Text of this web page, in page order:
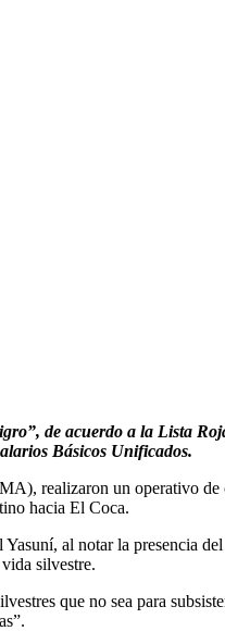
de acuerdo a la Lista
Básicos Unificados.
realizaron un operativo
hacia El Coca.
al notar la presencia
silvestre.
que no sea para